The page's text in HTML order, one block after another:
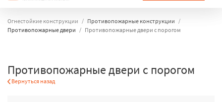
Огнестойкие конструкции
Противопожарные конструкции
Противопожарные двери
Противопожарные двери с порогом
Противопожарные двери с порогом
Вернуться назад